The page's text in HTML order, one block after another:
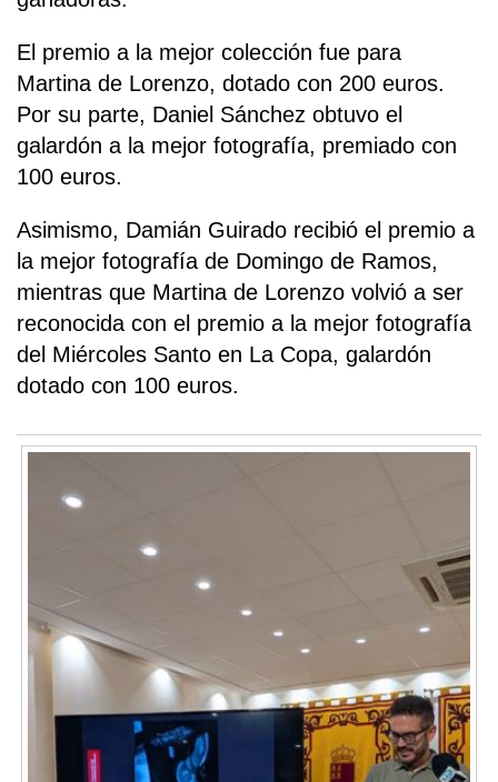
El premio a la mejor colección fue para
Martina de Lorenzo, dotado con 200 euros.
Por su parte, Daniel Sánchez obtuvo el
galardón a la mejor fotografía, premiado con
100 euros.
Asimismo, Damián Guirado recibió el premio a
la mejor fotografía de Domingo de Ramos,
mientras que Martina de Lorenzo volvió a ser
reconocida con el premio a la mejor fotografía
del Miércoles Santo en La Copa, galardón
dotado con 100 euros.